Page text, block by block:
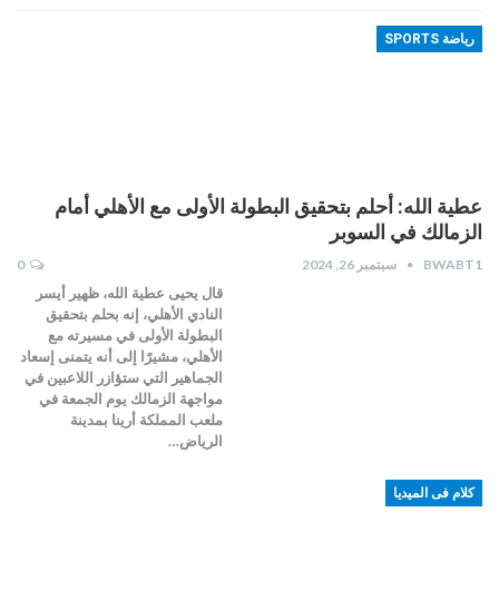
رياضة SPORTS
عطية الله: أحلم بتحقيق البطولة الأولى مع الأهلي أمام
الزمالك في السوبر
BWABT1 سبتمبر 26, 2024 0
قال يحيى عطية الله، ظهير أيسر
النادي الأهلي، إنه بحلم بتحقيق
البطولة الأولى في مسيرته مع
الأهلي، مشيرًا إلى أنه يتمنى إسعاد
الجماهير التي ستؤازر اللاعبين في
مواجهة الزمالك يوم الجمعة في
ملعب المملكة أرينا بمدينة
الرياض…
كلام فى الميديا